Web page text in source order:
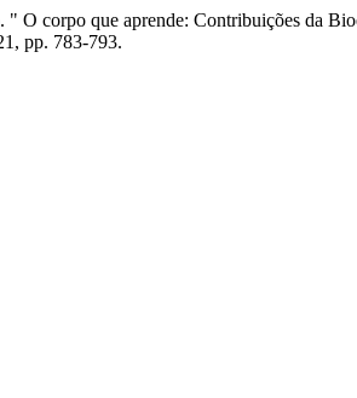
" O corpo que aprende: Contribuições da
pp. 783-793.